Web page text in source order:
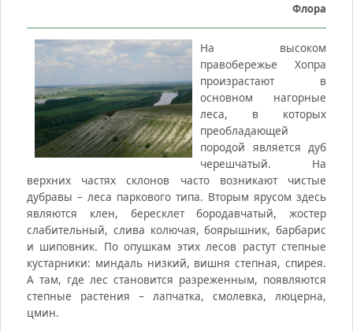
Флора
На высоком
правобережье Хопра
произрастают в
основном нагорные
леса, в которых
преобладающей
породой является дуб
черешчатый. На
верхних частях склонов часто возникают чистые
дубравы – леса паркового типа. Вторым ярусом здесь
являются клен, бересклет бородавчатый, жостер
слабительный, слива колючая, боярышник, барбарис
и шиповник. По опушкам этих лесов растут степные
кустарники: миндаль низкий, вишня степная, спирея.
А там, где лес становится разреженным, появляются
степные растения – лапчатка, смолевка, люцерна,
цмин.